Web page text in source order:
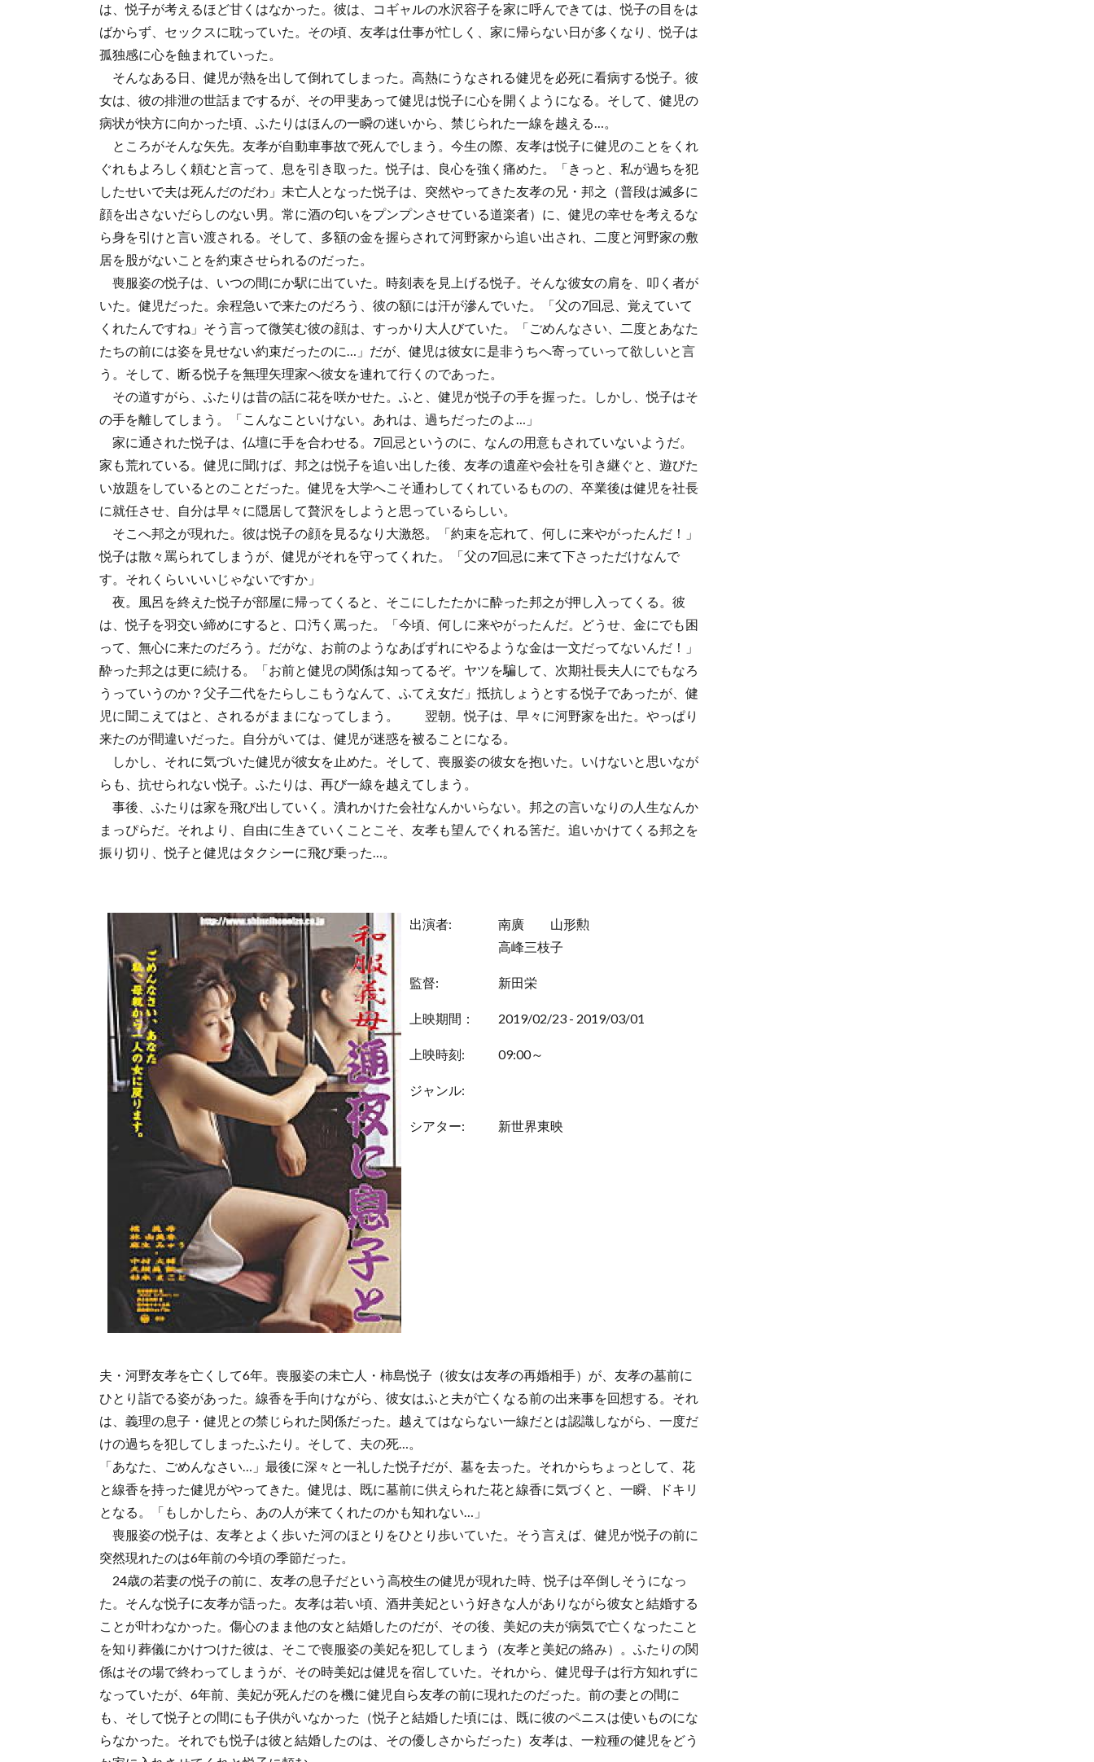
は、悦子が考えるほど甘くはなかった。彼は、コギャルの水沢容子を家に呼んできては、悦子の目をは
ばからず、セックスに耽っていた。その頃、友孝は仕事が忙しく、家に帰らない日が多くなり、悦子は
孤独感に心を蝕まれていった。
そんなある日、健児が熱を出して倒れてしまった。高熱にうなされる健児を必死に看病する悦子。彼
女は、彼の排泄の世話までするが、その甲斐あって健児は悦子に心を開くようになる。そして、健児の
病状が快方に向かった頃、ふたりはほんの一瞬の迷いから、禁じられた一線を越える…。
ところがそんな矢先。友孝が自動車事故で死んでしまう。今生の際、友孝は悦子に健児のことをくれ
ぐれもよろしく頼むと言って、息を引き取った。悦子は、良心を強く痛めた。「きっと、私が過ちを犯
したせいで夫は死んだのだわ」未亡人となった悦子は、突然やってきた友孝の兄・邦之（普段は滅多に
顔を出さないだらしのない男。常に酒の匂いをプンプンさせている道楽者）に、健児の幸せを考えるな
ら身を引けと言い渡される。そして、多額の金を握らされて河野家から追い出され、二度と河野家の敷
居を股がないことを約束させられるのだった。
喪服姿の悦子は、いつの間にか駅に出ていた。時刻表を見上げる悦子。そんな彼女の肩を、叩く者が
いた。健児だった。余程急いで来たのだろう、彼の額には汗が滲んでいた。「父の7回忌、覚えていて
くれたんですね」そう言って微笑む彼の顔は、すっかり大人びていた。「ごめんなさい、二度とあなた
たちの前には姿を見せない約束だったのに…」だが、健児は彼女に是非うちへ寄っていって欲しいと言
う。そして、断る悦子を無理矢理家へ彼女を連れて行くのであった。
その道すがら、ふたりは昔の話に花を咲かせた。ふと、健児が悦子の手を握った。しかし、悦子はそ
の手を離してしまう。「こんなこといけない。あれは、過ちだったのよ…」
家に通された悦子は、仏壇に手を合わせる。7回忌というのに、なんの用意もされていないようだ。
家も荒れている。健児に聞けば、邦之は悦子を追い出した後、友孝の遺産や会社を引き継ぐと、遊びた
い放題をしているとのことだった。健児を大学へこそ通わしてくれているものの、卒業後は健児を社長
に就任させ、自分は早々に隠居して贅沢をしようと思っているらしい。
そこへ邦之が現れた。彼は悦子の顔を見るなり大激怒。「約束を忘れて、何しに来やがったんだ！」
悦子は散々罵られてしまうが、健児がそれを守ってくれた。「父の7回忌に来て下さっただけなんで
す。それくらいいいじゃないですか」
夜。風呂を終えた悦子が部屋に帰ってくると、そこにしたたかに酔った邦之が押し入ってくる。彼
は、悦子を羽交い締めにすると、口汚く罵った。「今頃、何しに来やがったんだ。どうせ、金にでも困
って、無心に来たのだろう。だがな、お前のようなあばずれにやるような金は一文だってないんだ！」
酔った邦之は更に続ける。「お前と健児の関係は知ってるぞ。ヤツを騙して、次期社長夫人にでもなろ
うっていうのか？父子二代をたらしこもうなんて、ふてえ女だ」抵抗しょうとする悦子であったが、健
児に聞こえてはと、されるがままになってしまう。 翌朝。悦子は、早々に河野家を出た。やっぱり
来たのが間違いだった。自分がいては、健児が迷惑を被ることになる。
しかし、それに気づいた健児が彼女を止めた。そして、喪服姿の彼女を抱いた。いけないと思いなが
らも、抗せられない悦子。ふたりは、再び一線を越えてしまう。
事後、ふたりは家を飛び出していく。潰れかけた会社なんかいらない。邦之の言いなりの人生なんか
まっぴらだ。それより、自由に生きていくことこそ、友孝も望んでくれる筈だ。追いかけてくる邦之を
振り切り、悦子と健児はタクシーに飛び乗った…。
出演者: 南廣
山形勲
高峰三枝子
監督: 新田栄
上映期間： 2019/02/23 - 2019/03/01
上映時刻: 09:00～
ジャンル:
シアター: 新世界東映
夫・河野友孝を亡くして6年。喪服姿の未亡人・柿島悦子（彼女は友孝の再婚相手）が、友孝の墓前に
ひとり詣でる姿があった。線香を手向けながら、彼女はふと夫が亡くなる前の出来事を回想する。それ
は、義理の息子・健児との禁じられた関係だった。越えてはならない一線だとは認識しながら、一度だ
けの過ちを犯してしまったふたり。そして、夫の死…。
「あなた、ごめんなさい…」最後に深々と一礼した悦子だが、墓を去った。それからちょっとして、花
と線香を持った健児がやってきた。健児は、既に墓前に供えられた花と線香に気づくと、一瞬、ドキリ
となる。「もしかしたら、あの人が来てくれたのかも知れない…」
喪服姿の悦子は、友孝とよく歩いた河のほとりをひとり歩いていた。そう言えば、健児が悦子の前に
突然現れたのは6年前の今頃の季節だった。
24歳の若妻の悦子の前に、友孝の息子だという高校生の健児が現れた時、悦子は卒倒しそうになっ
た。そんな悦子に友孝が語った。友孝は若い頃、酒井美妃という好きな人がありながら彼女と結婚する
ことが叶わなかった。傷心のまま他の女と結婚したのだが、その後、美妃の夫が病気で亡くなったこと
を知り葬儀にかけつけた彼は、そこで喪服姿の美妃を犯してしまう（友孝と美妃の絡み）。ふたりの関
係はその場で終わってしまうが、その時美妃は健児を宿していた。それから、健児母子は行方知れずに
なっていたが、6年前、美妃が死んだのを機に健児自ら友孝の前に現れたのだった。前の妻との間に
も、そして悦子との間にも子供がいなかった（悦子と結婚した頃には、既に彼のペニスは使いものにな
らなかった。それでも悦子は彼と結婚したのは、その優しさからだった）友孝は、一粒種の健児をどう